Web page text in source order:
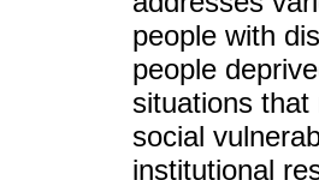
people with
people
situations
social
institutional